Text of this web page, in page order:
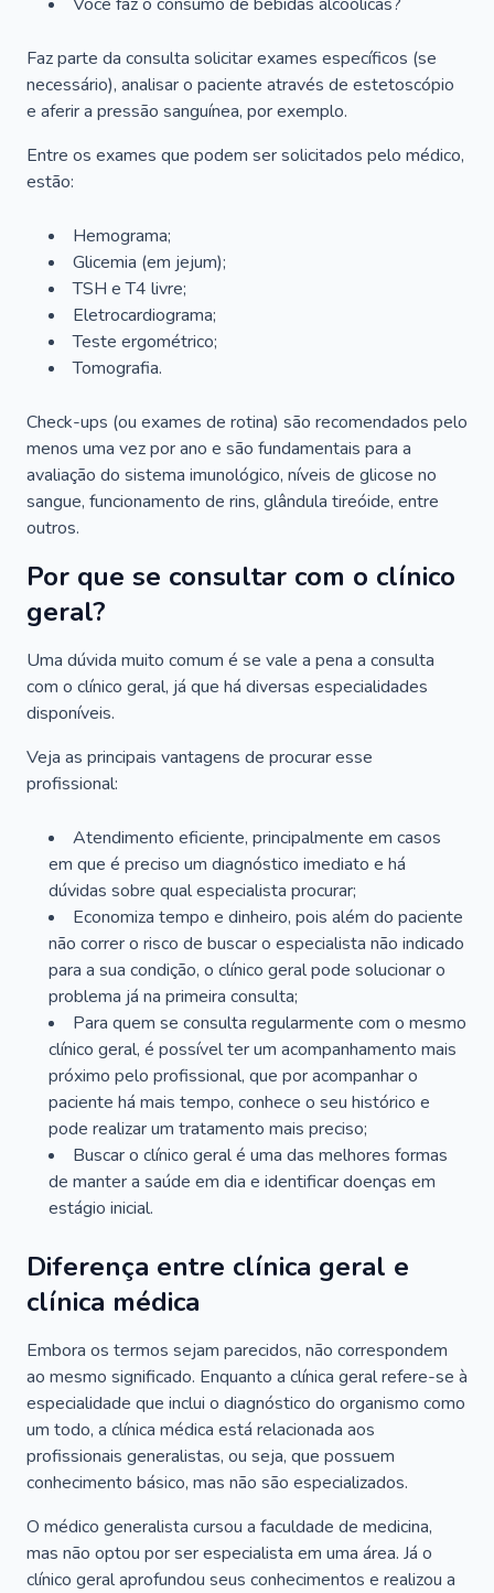
Faz parte da consulta solicitar exames específicos (se
necessário), analisar o paciente através de estetoscópio
e aferir a pressão sanguínea, por exemplo.
Entre os exames que podem ser solicitados pelo médico,
estão:
Hemograma;
Glicemia (em jejum);
TSH e T4 livre;
Eletrocardiograma;
Teste ergométrico;
Tomografia.
Check-ups (ou exames de rotina) são recomendados pelo
menos uma vez por ano e são fundamentais para a
avaliação do sistema imunológico, níveis de glicose no
sangue, funcionamento de rins, glândula tireóide, entre
outros.
Por que se consultar com o clínico
geral?
Uma dúvida muito comum é se vale a pena a consulta
com o clínico geral, já que há diversas especialidades
disponíveis.
Veja as principais vantagens de procurar esse
profissional:
Atendimento eficiente, principalmente em casos
em que é preciso um diagnóstico imediato e há
dúvidas sobre qual especialista procurar;
Economiza tempo e dinheiro, pois além do paciente
não correr o risco de buscar o especialista não indicado
para a sua condição, o clínico geral pode solucionar o
problema já na primeira consulta;
Para quem se consulta regularmente com o mesmo
clínico geral, é possível ter um acompanhamento mais
próximo pelo profissional, que por acompanhar o
paciente há mais tempo, conhece o seu histórico e
pode realizar um tratamento mais preciso;
Buscar o clínico geral é uma das melhores formas
de manter a saúde em dia e identificar doenças em
estágio inicial.
Diferença entre clínica geral e
clínica médica
Embora os termos sejam parecidos, não correspondem
ao mesmo significado. Enquanto a clínica geral refere-se à
especialidade que inclui o diagnóstico do organismo como
um todo, a clínica médica está relacionada aos
profissionais generalistas, ou seja, que possuem
conhecimento básico, mas não são especializados.
O médico generalista cursou a faculdade de medicina,
mas não optou por ser especialista em uma área. Já o
clínico geral aprofundou seus conhecimentos e realizou a